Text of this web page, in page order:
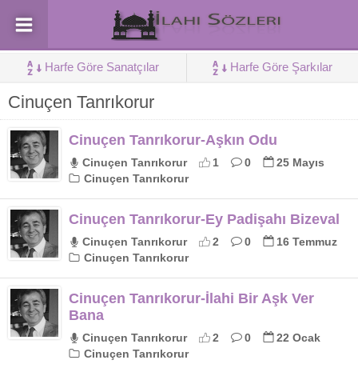
Harfe Göre Sanatçılar Harfe Göre Şarkılar
Cinuçen Tanrıkorur
Cinuçen Tanrıkorur-Aşkın Odu
Cinuçen Tanrıkorur 1 0
25 Mayıs
Cinuçen Tanrıkorur
Cinuçen Tanrıkorur-Ey Padişahı Bizeval
Cinuçen Tanrıkorur 2 0
16 Temmuz
Cinuçen Tanrıkorur
Cinuçen Tanrıkorur-İlahi Bir Aşk Ver
Bana
Cinuçen Tanrıkorur 2 0
22 Ocak
Cinuçen Tanrıkorur